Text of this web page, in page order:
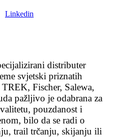
Linkedin
distributer
svjetski priznatih
Fischer, Salewa,
pažljivo je odabrana za
pouzdanost i
bilo da se radi o
trail trčanju, skijanju ili